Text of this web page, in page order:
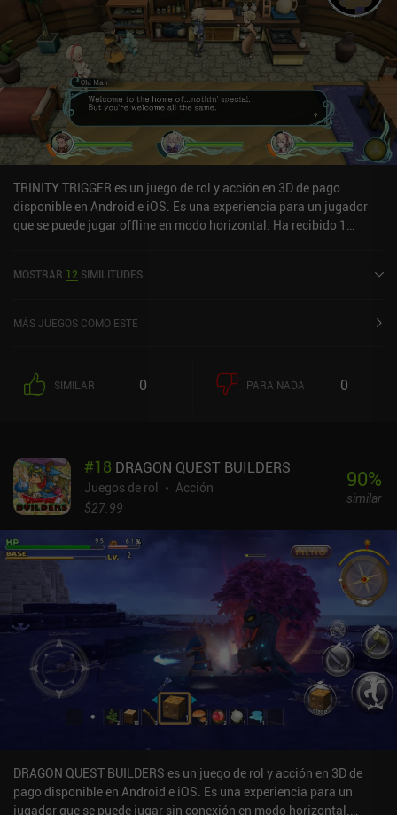
TRINITY TRIGGER es un juego de rol y acción en 3D de pago
disponible en Android e iOS. Es una experiencia para un jugador
que se puede jugar offline en modo horizontal. Ha recibido 1
3,3 sobre 5,0 en iOS App Store.
MOSTRAR 12 SIMILITUDES
MÁS JUEGOS COMO ESTE
SIMILAR 0 PARA NADA 0
#18 DRAGON QUEST BUILDERS
Juegos de rol
Acción
$27.99
90%
similar
DRAGON QUEST BUILDERS es un juego de rol y acción en 3D de
pago disponible en Android e iOS. Es una experiencia para un
jugador que se puede jugar sin conexión en modo horizontal.